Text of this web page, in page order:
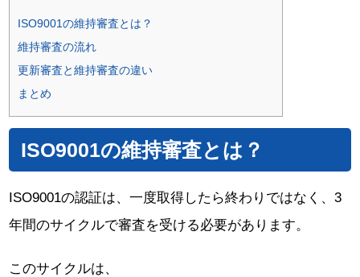
ISO9001の維持審査とは？
維持審査の流れ
更新審査と維持審査の違い
まとめ
ISO9001の維持審査とは？
ISO9001の認証は、一度取得したら終わりではなく、3
年間のサイクルで審査を受ける必要があります。
このサイクルは、